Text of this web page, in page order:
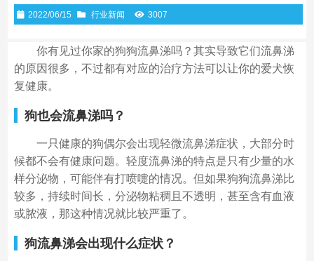
2022/06/15 行业新闻 3007
你有见过你家的狗狗流鼻涕吗？其实导致它们流鼻涕
的原因很多，不过都有对应的治疗方法可以让你的爱犬恢
复健康。
狗也会流鼻涕吗？
一只健康的狗偶尔会出现轻微流鼻涕症状，大部分时
候都不会有健康问题。轻度流鼻涕的特点是只有少量的水
样分泌物，可能伴有打喷嚏的情况。但如果狗狗流鼻涕比
较多，持续时间长，分泌物粘稠且不透明，甚至含有血液
或脓液，那这种情况就比较严重了。
狗流鼻涕会出现什么症状？